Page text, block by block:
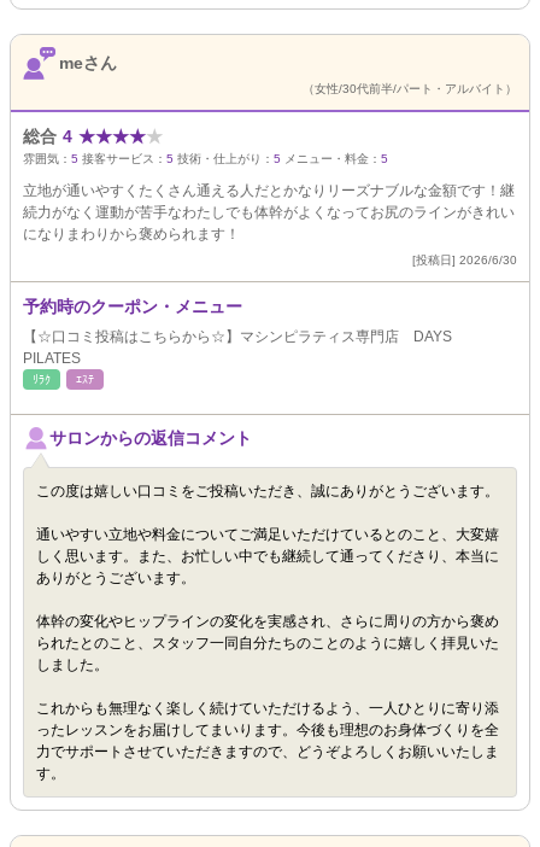
meさん
（女性/30代前半/パート・アルバイト）
総合 4 ★★★★★
雰囲気： 5 接客サービス： 5 技術・仕上がり： 5 メニュー・料金： 5
立地が通いやすくたくさん通える人だとかなりリーズナブルな金額です！継
続力がなく運動が苦手なわたしでも体幹がよくなってお尻のラインがきれい
になりまわりから褒められます！
[投稿日] 2026/6/30
予約時のクーポン・メニュー
【☆口コミ投稿はこちらから☆】マシンピラティス専門店 DAYS
PILATES
ﾘﾗｸ ｴｽﾃ
サロンからの返信コメント
この度は嬉しい口コミをご投稿いただき、誠にありがとうございます。
通いやすい立地や料金についてご満足いただけているとのこと、大変嬉
しく思います。また、お忙しい中でも継続して通ってくださり、本当に
ありがとうございます。
体幹の変化やヒップラインの変化を実感され、さらに周りの方から褒め
られたとのこと、スタッフ一同自分たちのことのように嬉しく拝見いた
しました。
これからも無理なく楽しく続けていただけるよう、一人ひとりに寄り添
ったレッスンをお届けしてまいります。今後も理想のお身体づくりを全
力でサポートさせていただきますので、どうぞよろしくお願いいたしま
す。